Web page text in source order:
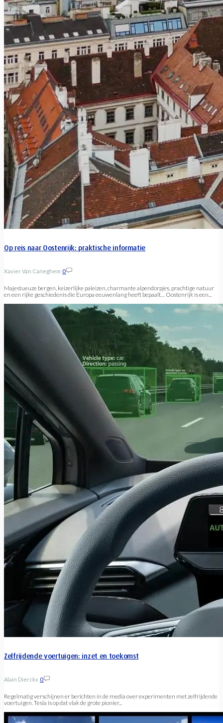
Op reis naar Oostenrijk: praktische informatie
Xavier Van Caneghem 0
Majestueuze bergen, keizerlijke paleizen, charmante alpendorpjes, prachtige natuur
en een rijke geschiedenis die Europa eeuwenlang heeft bepaalt… Oostenrijk is een...
Zelfrijdende voertuigen: inzet en toekomst
Alain Dierckx 0
Regelmatig verschijnen er berichten in de media over experimenten met zelfrijdende
voertuigen. Tesla is op dat vlak de grote pionier...